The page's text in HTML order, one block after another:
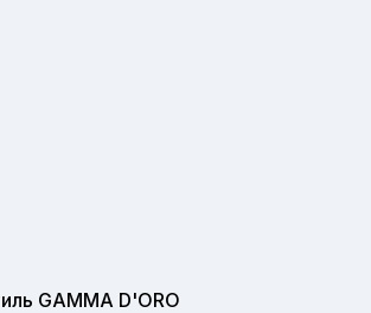
GAMMA D'ORO